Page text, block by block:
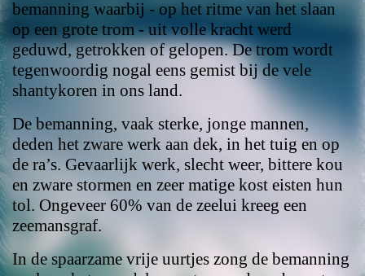
bemanning waarbij - op het ritme van het slaan
op een grote trom - uit volle kracht werd
geduwd, getrokken of gelopen. De trom wordt
tegenwoordig nogal eens gemist bij de vele
shantykoren in ons land.
De bemanning, vaak sterke, jonge mannen,
deden het zware werk aan dek, in het tuig en op
de ra’s. Gevaarlijk werk, slecht weer, bittere kou
en zware stormen en zeer matige kost eisten hun
tol. Ongeveer 60% van de zeelui kreeg een
zeemansgraf.
In de spaarzame vrije uurtjes zong de bemanning